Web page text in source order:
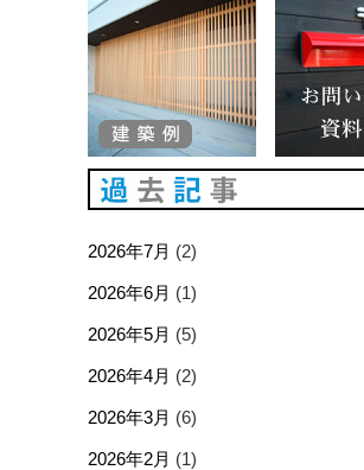
2026年7月 (2)
2026年6月 (1)
2026年5月 (5)
2026年4月 (2)
2026年3月 (6)
2026年2月 (1)